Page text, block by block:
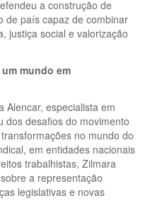
a construção de
de país capaz de combinar
justiça social e valorização
mundo em
Alencar, especialista em
dos desafios do movimento
no mundo do
em entidades nacionais
trabalhistas, Zilmara
a representação
legislativas e novas